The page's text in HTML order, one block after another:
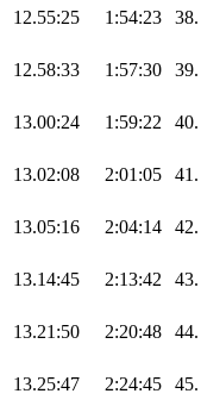
12.55:25 1:54:23 38.
12.58:33 1:57:30 39.
13.00:24 1:59:22 40.
13.02:08 2:01:05 41.
13.05:16 2:04:14 42.
13.14:45 2:13:42 43.
13.21:50 2:20:48 44.
13.25:47 2:24:45 45.